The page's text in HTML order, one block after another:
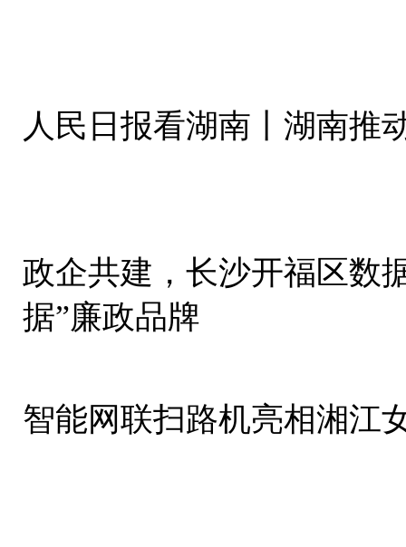
人民日报看湖南丨湖南推
政企共建，长沙开福区数
据”廉政品牌
智能网联扫路机亮相湘江